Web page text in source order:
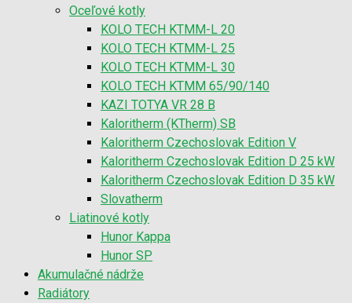
Oceľové kotly
KOLO TECH KTMM-L 20
KOLO TECH KTMM-L 25
KOLO TECH KTMM-L 30
KOLO TECH KTMM 65/90/140
KAZI TOTYA VR 28 B
Kaloritherm (KTherm) SB
Kaloritherm Czechoslovak Edition V
Kaloritherm Czechoslovak Edition D 25 kW
Kaloritherm Czechoslovak Edition D 35 kW
Slovatherm
Liatinové kotly
Hunor Kappa
Hunor SP
Akumulačné nádrže
Radiátory